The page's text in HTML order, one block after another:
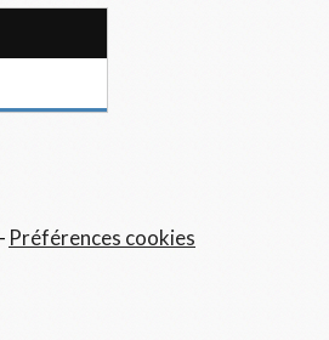
Préférences cookies